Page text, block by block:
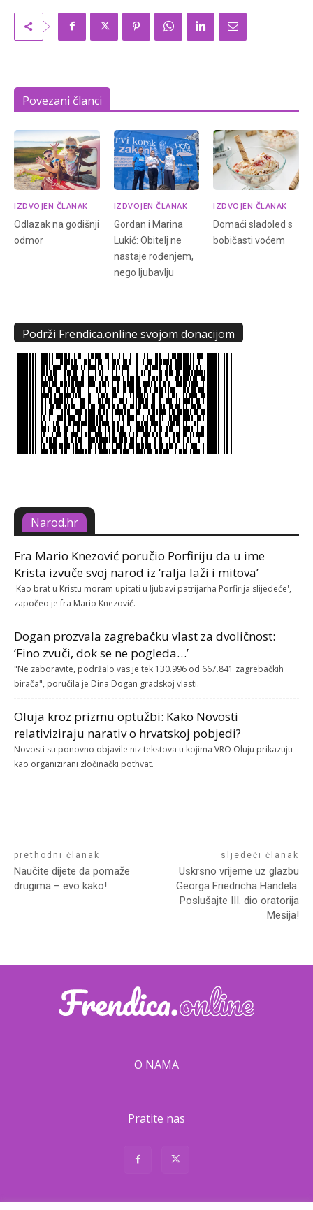
Povezani članci
IZDVOJEN ČLANAK
Odlazak na godišnji
odmor
IZDVOJEN ČLANAK
Gordan i Marina
Lukić: Obitelj ne
nastaje rođenjem,
nego ljubavlju
IZDVOJEN ČLANAK
Domaći sladoled s
bobičasti voćem
Podrži Frendica.online svojom donacijom
Narod.hr
Fra Mario Knezović poručio Porfiriju da u ime
Krista izvuče svoj narod iz ‘ralja laži i mitova’
'Kao brat u Kristu moram upitati u ljubavi patrijarha Porfirija slijedeće',
započeo je fra Mario Knezović.
Dogan prozvala zagrebačku vlast za dvoličnost:
‘Fino zvuči, dok se ne pogleda…’
"Ne zaboravite, podržalo vas je tek 130.996 od 667.841 zagrebačkih
birača", poručila je Dina Dogan gradskoj vlasti.
Oluja kroz prizmu optužbi: Kako Novosti
relativiziraju narativ o hrvatskoj pobjedi?
Novosti su ponovno objavile niz tekstova u kojima VRO Oluju prikazuju
kao organizirani zločinački pothvat.
prethodni članak
Naučite dijete da pomaže
drugima – evo kako!
sljedeći članak
Uskrsno vrijeme uz glazbu
Georga Friedricha Händela:
Poslušajte III. dio oratorija
Mesija!
O NAMA
Pratite nas